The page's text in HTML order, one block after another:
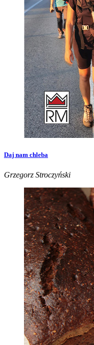
Daj nam chleba
Grzegorz Stroczyński